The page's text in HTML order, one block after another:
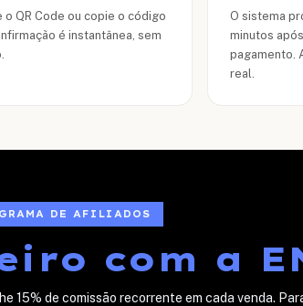
o QR Code ou copie o código
é instantânea, sem
O sistema
minutos
pagamento.
real.
DE AFILIADOS
com a
15% de comissão recorrente em cada venda.